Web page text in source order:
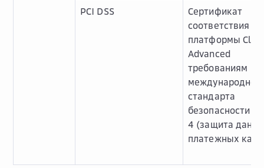
PCI DSS
Сертификат
соответствия
платформы
Advanced
требованиям
стандарта
безопасности
4 (защита
платежных